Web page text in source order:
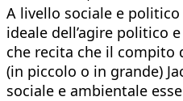
A livello sociale e
ideale dell’agire politico
che recita che il compito
(in piccolo o in grande)
sociale e ambientale